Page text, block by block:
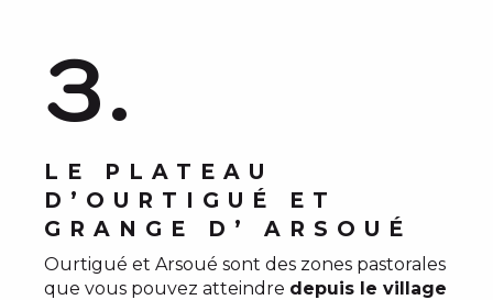
3.
LE PLATEAU
D’OURTIGUÉ ET
GRANGE D’ ARSOUÉ
Ourtigué et Arsoué sont des zones pastorales
que vous pouvez atteindre depuis le village